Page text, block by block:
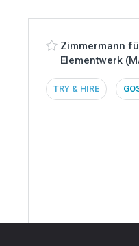
an dieser
Stelle?
Zimmermann
Elementwerk
TRY & HIRE